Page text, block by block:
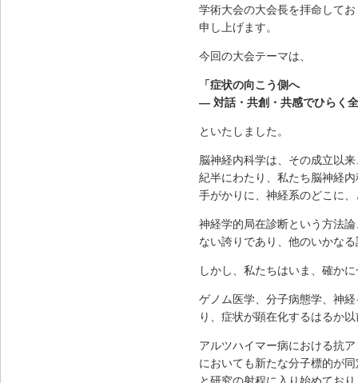
学術大会の大会長を拝命して
申し上げます。
今回の大会テーマは、
「症状の向こう側へ
― 対話・共創・共感でひらく
といたしました。
脳神経内科学は、その成立以
紀半にわたり、私たち脳神経
手がかりに、神経系のどこに
神経学的局在診断という方法
ない誇りであり、他のいかな
しかし、私たちはいま、確か
ゲノム医学、分子病態学、神
り、症状が顕在化するはるか
アルツハイマー病における抗
においても新たな分子標的が